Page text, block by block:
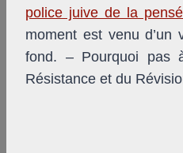
police juive de la
moment est venu
fond. – Pourquoi pas
Résistance et du